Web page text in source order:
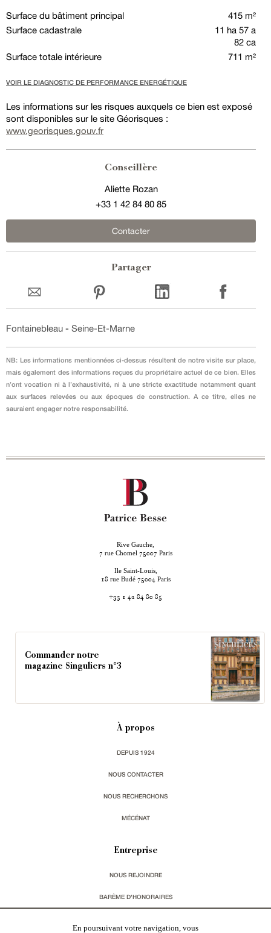
Surface du bâtiment principal
415 m²
Surface cadastrale
11 ha 57 a
82 ca
Surface totale intérieure
711 m²
VOIR LE DIAGNOSTIC DE PERFORMANCE ENERGÉTIQUE
Les informations sur les risques auxquels ce bien est exposé
sont disponibles sur le site Géorisques :
www.georisques.gouv.fr
Conseillère
Aliette Rozan
+33 1 42 84 80 85
Contacter
Partager
Fontainebleau - Seine-Et-Marne
NB: Les informations mentionnées ci-dessus résultent de notre visite sur place,
mais également des informations reçues du propriétaire actuel de ce bien. Elles
n’ont vocation ni à l’exhaustivité, ni à une stricte exactitude notamment quant
aux surfaces relevées ou aux époques de construction. A ce titre, elles ne
sauraient engager notre responsabilité.
Rive Gauche,
7 rue Chomel 75007 Paris
Ile Saint-Louis,
18 rue Budé 75004 Paris
+33 1 42 84 80 85
Commander notre
magazine Singuliers n°3
À propos
DEPUIS 1924
NOUS CONTACTER
NOUS RECHERCHONS
MÉCÉNAT
Entreprise
NOUS REJOINDRE
BARÈME D'HONORAIRES
En poursuivant votre navigation, vous